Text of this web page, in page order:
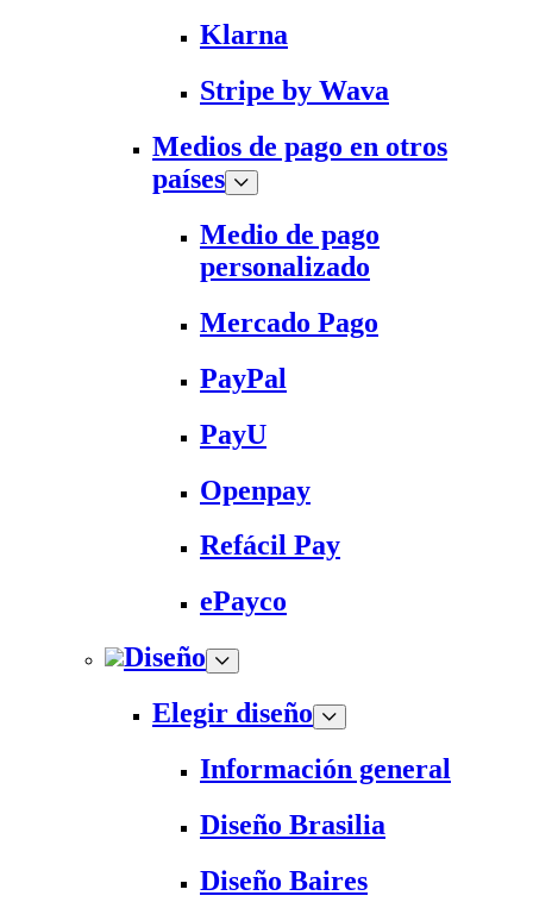
Klarna
Stripe by Wava
Medios de pago en otros
países
Medio de pago
personalizado
Mercado Pago
PayPal
PayU
Openpay
Refácil Pay
ePayco
Diseño
Elegir diseño
Información general
Diseño Brasilia
Diseño Baires